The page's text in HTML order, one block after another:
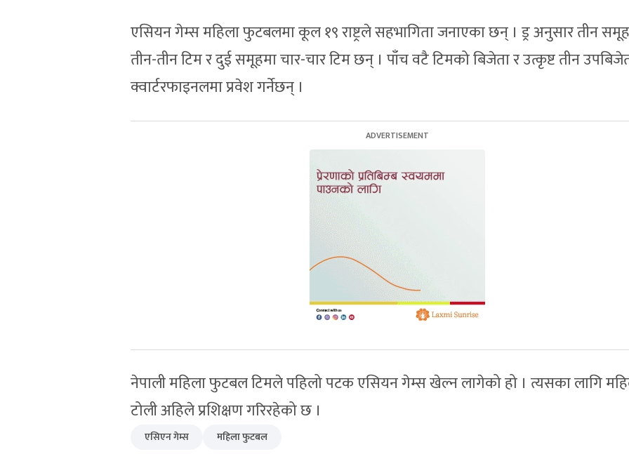
एसियन गेम्स महिला फुटबलमा कूल १९ राष्ट्रले सहभागिता जनाएका छन् । ड्र अनुसार तीन
तीन-तीन टिम र दुई समूहमा चार-चार टिम छन् । पाँच वटै टिमको बिजेता र उत्कृष्ट तीन
क्वार्टरफाइनलमा प्रवेश गर्नेछन् ।
नेपाली महिला फुटबल टिमले पहिलो पटक एसियन गेम्स खेल्न लागेको हो । त्यसका लागि
टोली अहिले प्रशिक्षण गरिरहेको छ ।
एसिएन गेम्स महिला फुटबल